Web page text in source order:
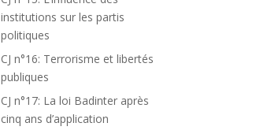
institutions sur les partis
politiques
CJ n°16: Terrorisme et libertés
publiques
CJ n°17: La loi Badinter après
cinq ans d’application